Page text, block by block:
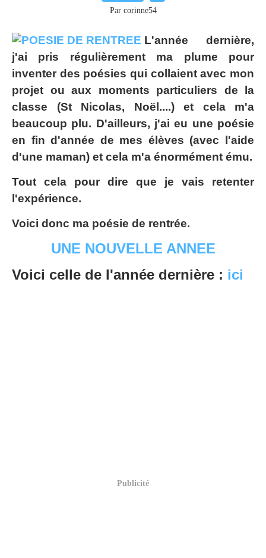
Par corinne54
L'année dernière,
j'ai pris régulièrement ma plume pour
inventer des poésies qui collaient avec mon
projet ou aux moments particuliers de la
classe (St Nicolas, Noël....) et cela m'a
beaucoup plu. D'ailleurs, j'ai eu une poésie
en fin d'année de mes élèves (avec l'aide
d'une maman) et cela m'a énormément ému.
Tout cela pour dire que je vais retenter
l'expérience.
Voici donc ma poésie de rentrée.
UNE NOUVELLE ANNEE
Voici celle de l'année dernière : ici
Publicité